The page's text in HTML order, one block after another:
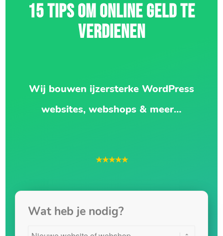
15 TIPS OM ONLINE GELD TE
VERDIENEN
Wij bouwen ijzersterke WordPress
websites, webshops & meer…
★★★★★
Wat heb je nodig?